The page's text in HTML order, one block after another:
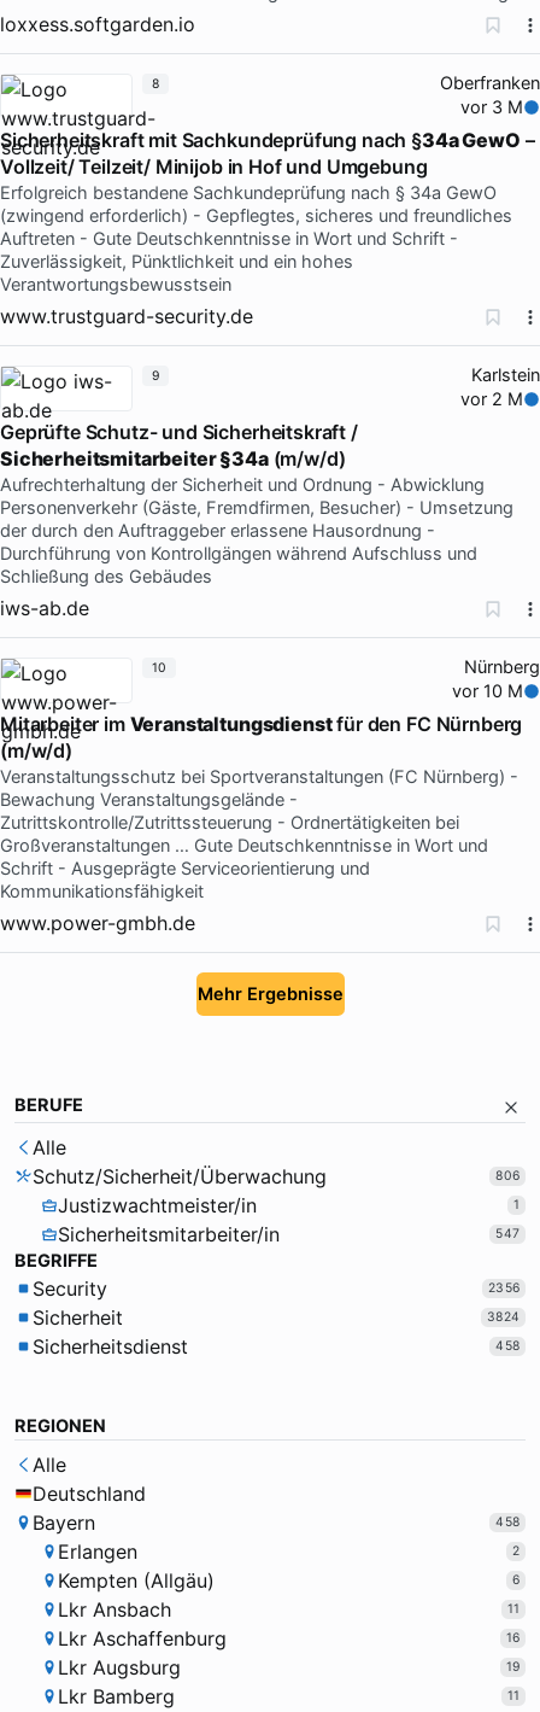
loxxess.softgarden.io
Oberfranken
vor 3 M
Sicherheitskraft mit Sachkundeprüfung nach §34a GewO –
Vollzeit/ Teilzeit/ Minijob in Hof und Umgebung
Erfolgreich bestandene Sachkundeprüfung nach § 34a GewO
(zwingend erforderlich) - Gepflegtes, sicheres und freundliches
Auftreten - Gute Deutschkenntnisse in Wort und Schrift -
Zuverlässigkeit, Pünktlichkeit und ein hohes
Verantwortungsbewusstsein
www.trustguard-security.de
8
Karlstein
vor 2 M
Geprüfte Schutz- und Sicherheitskraft /
Sicherheitsmitarbeiter §34a(m/w/d)
Aufrechterhaltung der Sicherheit und Ordnung - Abwicklung
Personenverkehr (Gäste, Fremdfirmen, Besucher) - Umsetzung
der durch den Auftraggeber erlassene Hausordnung -
Durchführung von Kontrollgängen während Aufschluss und
Schließung des Gebäudes
iws-ab.de
9
Nürnberg
vor 10 M
Mitarbeiter im Veranstaltungsdienstfür den FC Nürnberg
(m/w/d)
Veranstaltungsschutz bei Sportveranstaltungen (FC Nürnberg) -
Bewachung Veranstaltungsgelände -
Zutrittskontrolle/Zutrittssteuerung - Ordnertätigkeiten bei
Großveranstaltungen … Gute Deutschkenntnisse in Wort und
Schrift - Ausgeprägte Serviceorientierung und
Kommunikationsfähigkeit
www.power-gmbh.de
10
Mehr Ergebnisse
BERUFE
Alle
Schutz/Sicherheit/Überwachung
806
Justizwachtmeister/in 1
Sicherheitsmitarbeiter/in 547
BEGRIFFE
Security 2356
Sicherheit 3824
Sicherheitsdienst 458
REGIONEN
Alle
Deutschland
Bayern
458
Erlangen 2
Kempten (Allgäu) 6
Lkr Ansbach 11
Lkr Aschaffenburg 16
Lkr Augsburg 19
Lkr Bamberg 11